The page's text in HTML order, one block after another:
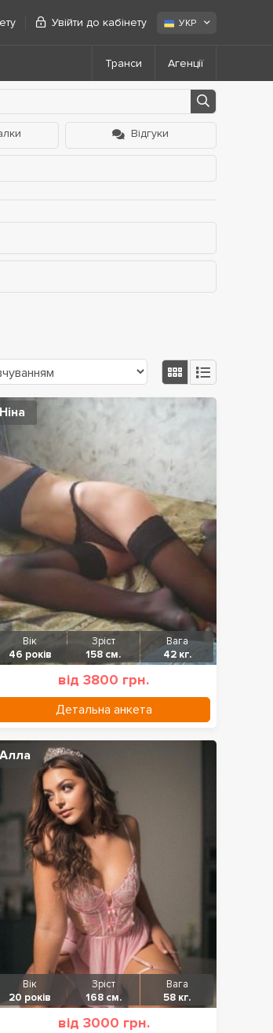
Увійти до кабінету УКР
Транси Агенції
Відгуки
Ніна
Вік
46 років
Зріст
158 см.
Вага
42 кг.
від 3800 грн.
Детальна анкета
Алла
Вік
20 років
Зріст
168 см.
Вага
58 кг.
від 3000 грн.